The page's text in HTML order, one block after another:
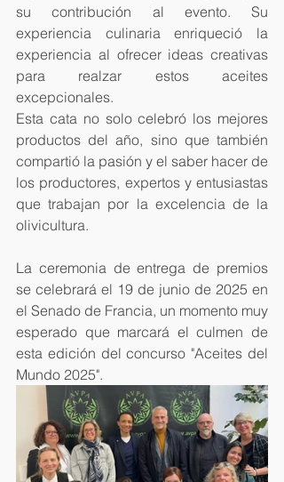
su contribución al evento. Su
experiencia culinaria enriqueció la
experiencia al ofrecer ideas creativas
para realzar estos aceites
excepcionales.
Esta cata no solo celebró los mejores
productos del año, sino que también
compartió la pasión y el saber hacer de
los productores, expertos y entusiastas
que trabajan por la excelencia de la
olivicultura.
La ceremonia de entrega de premios
se celebrará el 19 de junio de 2025 en
el Senado de Francia, un momento muy
esperado que marcará el culmen de
esta edición del concurso "Aceites del
Mundo 2025".